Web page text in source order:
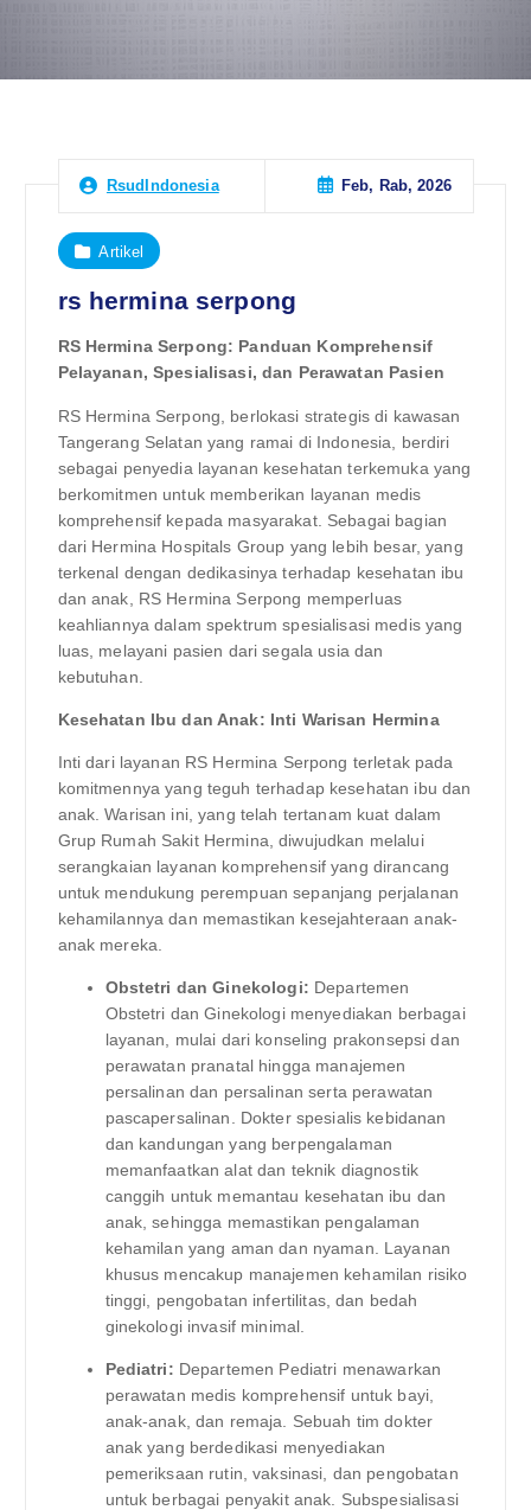
RsudIndonesia Feb, Rab, 2026
Artikel
rs hermina serpong
RS Hermina Serpong: Panduan Komprehensif
Pelayanan, Spesialisasi, dan Perawatan Pasien
RS Hermina Serpong, berlokasi strategis di kawasan
Tangerang Selatan yang ramai di Indonesia, berdiri
sebagai penyedia layanan kesehatan terkemuka yang
berkomitmen untuk memberikan layanan medis
komprehensif kepada masyarakat. Sebagai bagian
dari Hermina Hospitals Group yang lebih besar, yang
terkenal dengan dedikasinya terhadap kesehatan ibu
dan anak, RS Hermina Serpong memperluas
keahliannya dalam spektrum spesialisasi medis yang
luas, melayani pasien dari segala usia dan
kebutuhan.
Kesehatan Ibu dan Anak: Inti Warisan Hermina
Inti dari layanan RS Hermina Serpong terletak pada
komitmennya yang teguh terhadap kesehatan ibu dan
anak. Warisan ini, yang telah tertanam kuat dalam
Grup Rumah Sakit Hermina, diwujudkan melalui
serangkaian layanan komprehensif yang dirancang
untuk mendukung perempuan sepanjang perjalanan
kehamilannya dan memastikan kesejahteraan anak-
anak mereka.
Obstetri dan Ginekologi: Departemen
Obstetri dan Ginekologi menyediakan berbagai
layanan, mulai dari konseling prakonsepsi dan
perawatan pranatal hingga manajemen
persalinan dan persalinan serta perawatan
pascapersalinan. Dokter spesialis kebidanan
dan kandungan yang berpengalaman
memanfaatkan alat dan teknik diagnostik
canggih untuk memantau kesehatan ibu dan
anak, sehingga memastikan pengalaman
kehamilan yang aman dan nyaman. Layanan
khusus mencakup manajemen kehamilan risiko
tinggi, pengobatan infertilitas, dan bedah
ginekologi invasif minimal.
Pediatri: Departemen Pediatri menawarkan
perawatan medis komprehensif untuk bayi,
anak-anak, dan remaja. Sebuah tim dokter
anak yang berdedikasi menyediakan
pemeriksaan rutin, vaksinasi, dan pengobatan
untuk berbagai penyakit anak. Subspesialisasi